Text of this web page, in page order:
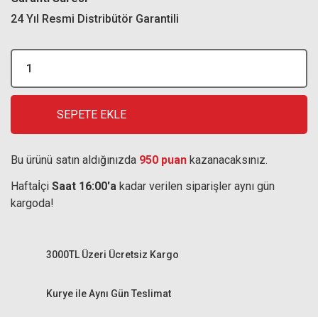
24 Yıl Resmi Distribütör Garantili
SEPETE EKLE
Bu ürünü satın aldığınızda 950 puan kazanacaksınız.
Haftaİçi Saat 16:00'a kadar verilen siparişler aynı gün
kargoda!
Kurye ile Aynı Gün Teslimat
3000TL Üzeri Ücretsiz Kargo